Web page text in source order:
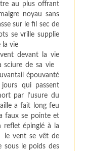
au plus offrant
noyau sans
sur le fil sec de
se vrille supplie
de la vie
devant la vie
sciure de sa vie
épouvanté
qui passent
par l’usure du
a fait long feu
faux se pointe et
épinglé à la
vent se vêt de
le poids des